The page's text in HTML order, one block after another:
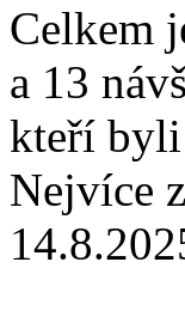
Celkem
a 13
kteří
Nejvíce